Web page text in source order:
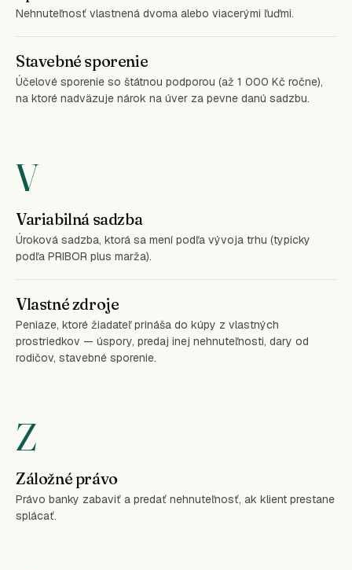
Nehnuteľnosť vlastnená dvoma alebo viacerými ľuďmi.
Stavebné sporenie
Účelové sporenie so štátnou podporou (až 1 000 Kč ročne),
na ktoré nadväzuje nárok na úver za pevne danú sadzbu.
V
Variabilná sadzba
Úroková sadzba, ktorá sa mení podľa vývoja trhu (typicky
podľa PRIBOR plus marža).
Vlastné zdroje
Peniaze, ktoré žiadateľ prináša do kúpy z vlastných
prostriedkov — úspory, predaj inej nehnuteľnosti, dary od
rodičov, stavebné sporenie.
Z
Záložné právo
Právo banky zabaviť a predať nehnuteľnosť, ak klient prestane
splácať.